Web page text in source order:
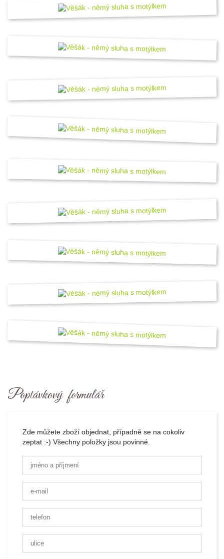
Poptávkový formulář
Zde můžete zboží objednat, případně se na cokoliv
zeptat :-) Všechny položky jsou povinné.